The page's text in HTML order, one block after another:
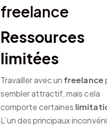
freelance
Ressources
limitées
Travailler avec un freelance
sembler attractif, mais cela
comporte certaines
L’un des principaux